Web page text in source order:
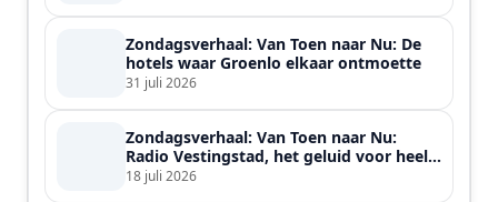
Zondagsverhaal: Van Toen naar Nu: De
hotels waar Groenlo elkaar ontmoette
31 juli 2026
Zondagsverhaal: Van Toen naar Nu:
Radio Vestingstad, het geluid voor heel
de streek
18 juli 2026